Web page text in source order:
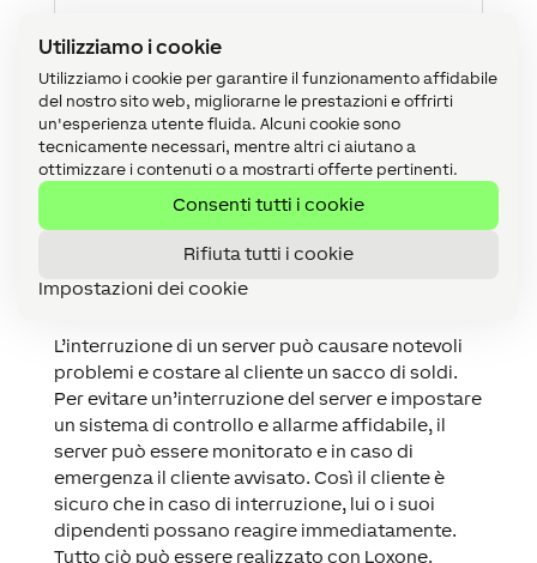
Utilizziamo i cookie
Utilizziamo i cookie per garantire il funzionamento affidabile
del nostro sito web, migliorarne le prestazioni e offrirti
un'esperienza utente fluida. Alcuni cookie sono
tecnicamente necessari, mentre altri ci aiutano a
ottimizzare i contenuti o a mostrarti offerte pertinenti.
Consenti tutti i cookie
Rifiuta tutti i cookie
Impostazioni dei cookie
Config 14.02.06.16
Download Config
Per quale motivo tu e il
cliente dovreste considerare
un monitoraggio server?
L’interruzione di un server può causare notevoli
problemi e costare al cliente un sacco di soldi.
Per evitare un’interruzione del server e impostare
un sistema di controllo e allarme affidabile, il
server può essere monitorato e in caso di
emergenza il cliente avvisato. Così il cliente è
sicuro che in caso di interruzione, lui o i suoi
dipendenti possano reagire immediatamente.
Tutto ciò può essere realizzato con Loxone.